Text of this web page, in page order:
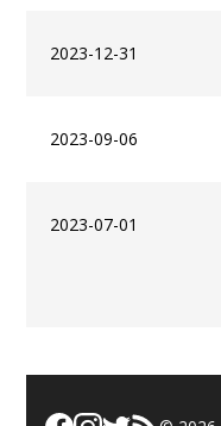
2023-12-31
2023-09-06
2023-07-01